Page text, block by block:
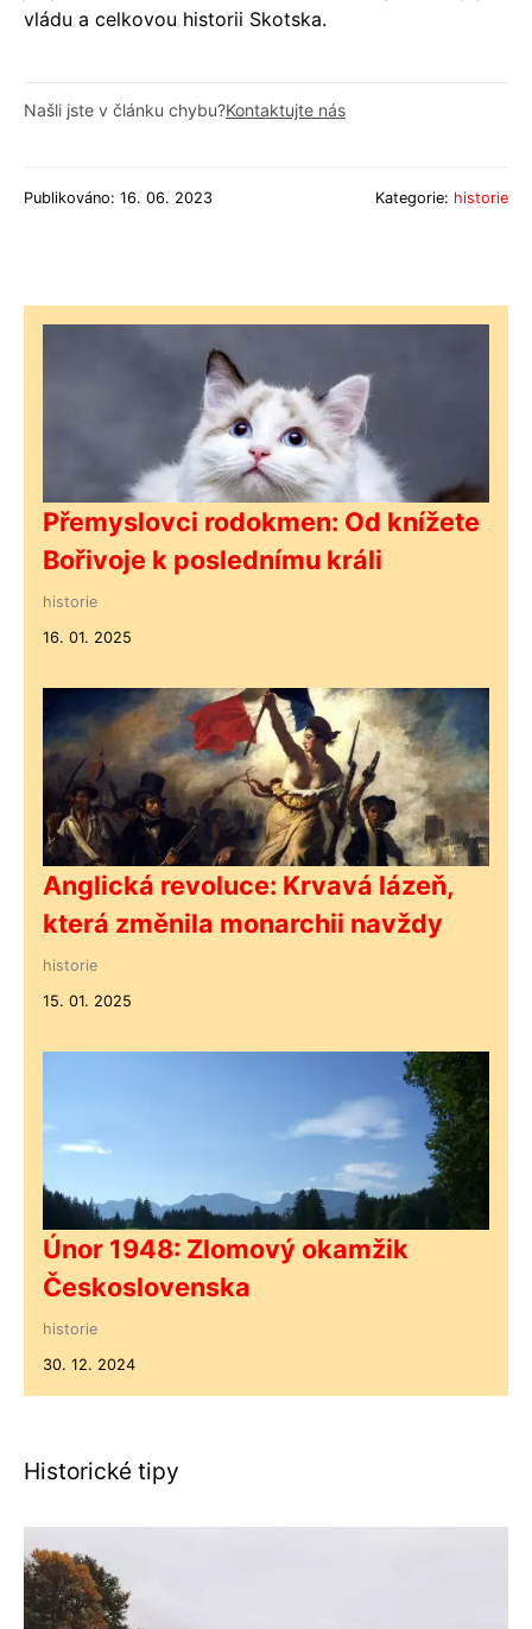
vládu a celkovou historii Skotska.
Našli jste v článku chybu?Kontaktujte nás
Publikováno: 16. 06. 2023 Kategorie: historie
Přemyslovci rodokmen: Od knížete
Bořivoje k poslednímu králi
historie
16. 01. 2025
Anglická revoluce: Krvavá lázeň,
která změnila monarchii navždy
historie
15. 01. 2025
Únor 1948: Zlomový okamžik
Československa
historie
30. 12. 2024
Historické tipy